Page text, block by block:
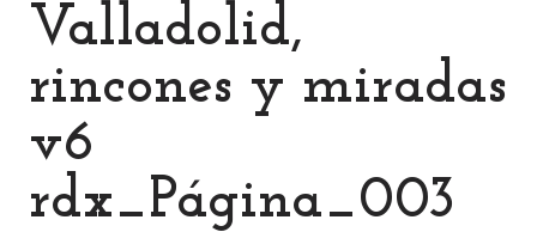
Valladolid,
rincones y miradas
v6
rdx_Página_003